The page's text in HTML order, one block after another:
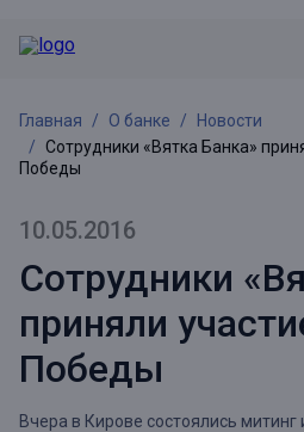
Главная О банке
Новости
Сотрудники «Вятка Банка»
Победы
10.05.2016
Сотрудники
приняли
Победы
Вчера в Кирове состоялись